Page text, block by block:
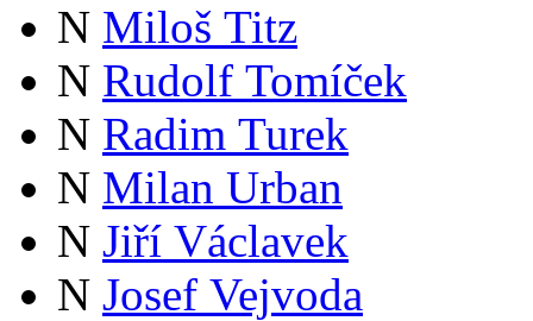
N Miloš Titz
N Rudolf Tomíček
N Radim Turek
N Milan Urban
N Jiří Václavek
N Josef Vejvoda